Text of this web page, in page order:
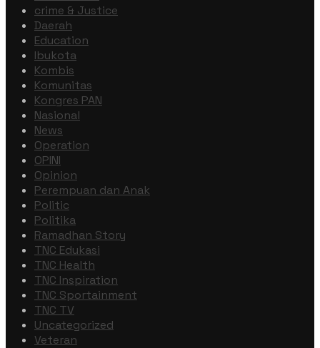
crime & Justice
Daerah
Education
Ibukota
Kombis
Komunitas
Kongres PAN
Nasional
News
Operation
OPINI
Opinion
Perempuan dan Anak
Politic
Politika
Ramadhan Story
TNC Edukasi
TNC Health
TNC Inspiration
TNC Sportainment
TNC TV
Uncategorized
Veteran